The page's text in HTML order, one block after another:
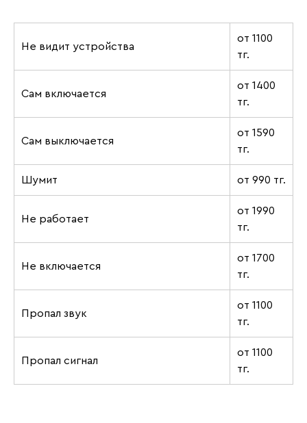
Не видит устройства
от 1100
тг.
Сам включается
от 1400
тг.
Сам выключается
от 1590
тг.
Шумит от 990 тг.
Не работает
от 1990
тг.
Не включается
от 1700
тг.
Пропал звук
от 1100
тг.
Пропал сигнал
от 1100
тг.